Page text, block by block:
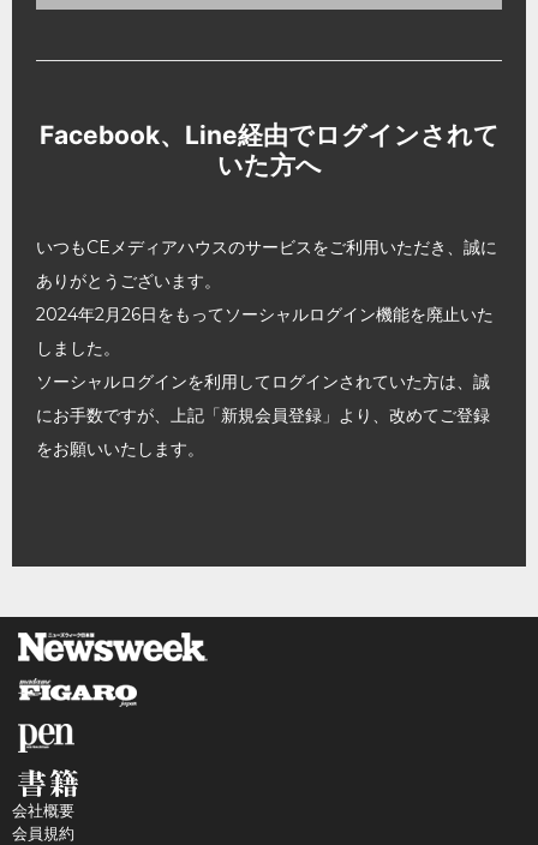
Facebook、Line経由でログインされて
いた方へ
いつもCEメディアハウスのサービスをご利用いただき、誠に
ありがとうございます。
2024年2月26日をもってソーシャルログイン機能を廃止いた
しました。
ソーシャルログインを利用してログインされていた方は、誠
にお手数ですが、上記「新規会員登録」より、改めてご登録
をお願いいたします。
会社概要
会員規約